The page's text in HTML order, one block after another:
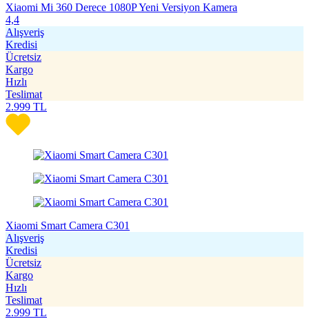
Xiaomi Mi 360 Derece 1080P Yeni Versiyon Kamera
4,4
Alışveriş
Kredisi
Ücretsiz
Kargo
Hızlı
Teslimat
2.999 TL
Xiaomi Smart Camera C301
Alışveriş
Kredisi
Ücretsiz
Kargo
Hızlı
Teslimat
2.999 TL